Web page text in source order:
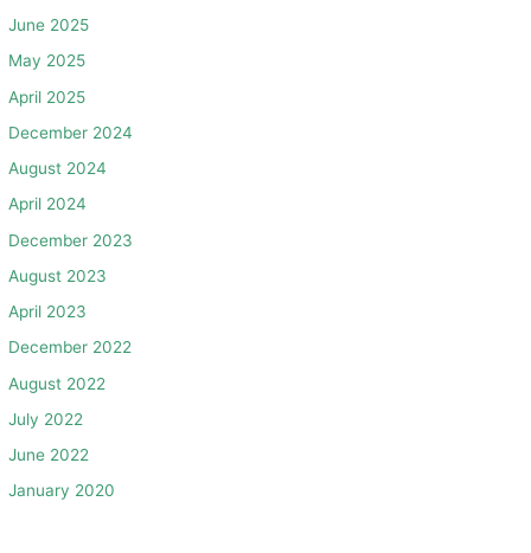
June 2025
May 2025
April 2025
December 2024
August 2024
April 2024
December 2023
August 2023
April 2023
December 2022
August 2022
July 2022
June 2022
January 2020